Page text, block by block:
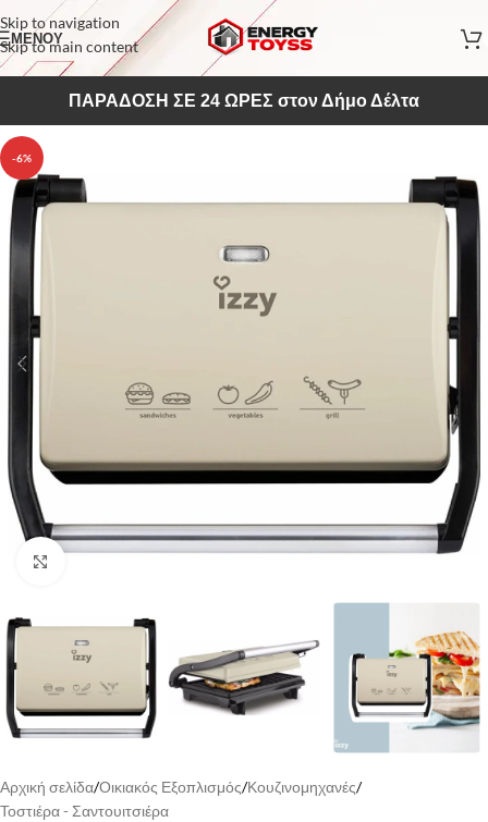
Skip to navigation
Skip to main content
ΜΕΝΟΥ
ΠΑΡΑΔΟΣΗ ΣΕ 24 ΩΡΕΣ στον Δήμο Δέλτα
-6%
Αρχική σελίδα/Οικιακός Εξοπλισμός/Κουζινομηχανές/
Τοστιέρα - Σαντουιτσιέρα